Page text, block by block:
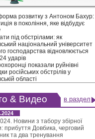
розвитку з Антоном Бахур:
в покоління, яке відбудує
під обстрілами: як
національний університет
господарства відновлюється
ударів
показали руйнівні
російських обстрілів у
області
& Видео в раздел
Новини з табору збірної
прибуття Довбика, черговий
та два тренування